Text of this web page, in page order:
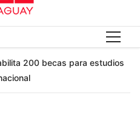
200 becas para estudios